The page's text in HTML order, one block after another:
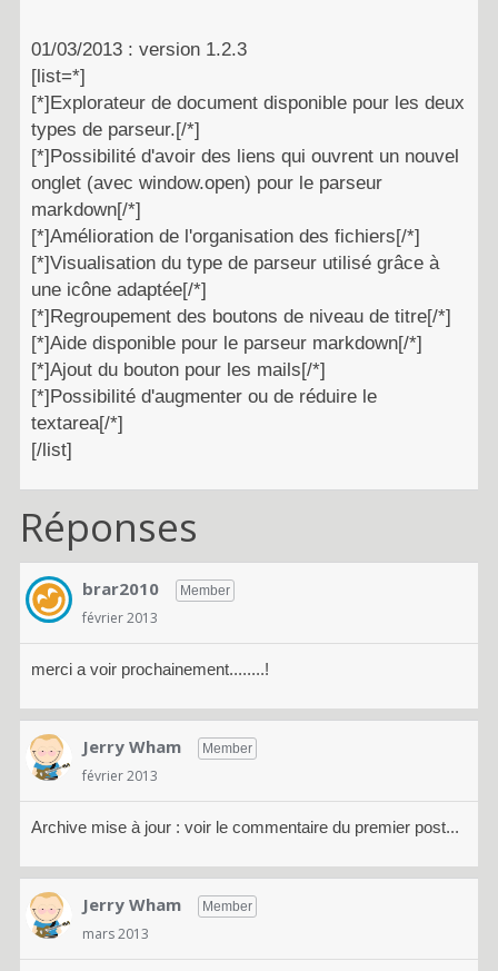
01/03/2013 : version 1.2.3
[list=*]
[*]Explorateur de document disponible pour les deux
types de parseur.[/*]
[*]Possibilité d'avoir des liens qui ouvrent un nouvel
onglet (avec window.open) pour le parseur
markdown[/*]
[*]Amélioration de l'organisation des fichiers[/*]
[*]Visualisation du type de parseur utilisé grâce à
une icône adaptée[/*]
[*]Regroupement des boutons de niveau de titre[/*]
[*]Aide disponible pour le parseur markdown[/*]
[*]Ajout du bouton pour les mails[/*]
[*]Possibilité d'augmenter ou de réduire le
textarea[/*]
[/list]
Réponses
brar2010 Member
février 2013
merci a voir prochainement........!
Jerry Wham Member
février 2013
Archive mise à jour : voir le commentaire du premier post...
Jerry Wham Member
mars 2013